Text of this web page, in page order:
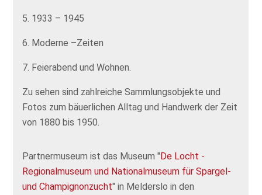
5. 1933 – 1945
6. Moderne –Zeiten
7. Feierabend und Wohnen.
Zu sehen sind zahlreiche Sammlungsobjekte und
Fotos zum bäuerlichen Alltag und Handwerk der Zeit
von 1880 bis 1950.
Partnermuseum ist das Museum "De Locht -
Regionalmuseum und Nationalmuseum für Spargel-
und Champignonzucht" in Melderslo in den